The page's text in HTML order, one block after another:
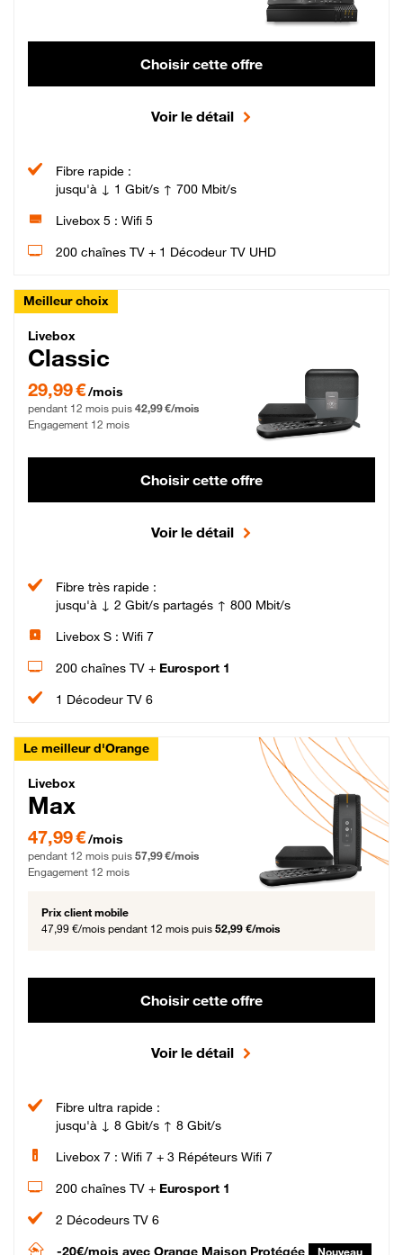
Choisir cette offre
Voir le détail
Fibre rapide :
jusqu'à ↓ 1 Gbit/s ↑ 700 Mbit/s
Livebox 5 : Wifi 5
200 chaînes TV + 1 Décodeur TV UHD
Meilleur choix
Livebox Classic Fibre
Livebox
Classic
29,99 € par mois pendant 12 mois puis 42,99 € par mois, Engagement 12 mois
29,99 €/mois
pendant 12 mois puis 42,99 €/mois
Engagement 12 mois
Choisir cette offre
Voir le détail
Fibre très rapide :
jusqu'à ↓ 2 Gbit/s partagés ↑ 800 Mbit/s
Livebox S : Wifi 7
200 chaînes TV + Eurosport 1
1 Décodeur TV 6
Le meilleur d'Orange
Livebox Max Fibre
Livebox
Max
47,99 € par mois pendant 12 mois puis 57,99 € par mois, Engagement 12 mois
47,99 €/mois
pendant 12 mois puis 57,99 €/mois
Engagement 12 mois
Prix client mobile
47,99 €/mois pendant 12 mois puis 52,99 €/mois
Choisir cette offre
Voir le détail
Fibre ultra rapide :
jusqu'à ↓ 8 Gbit/s ↑ 8 Gbit/s
Livebox 7 : Wifi 7 + 3 Répéteurs Wifi 7
200 chaînes TV + Eurosport 1
2 Décodeurs TV 6
-20€/mois avec Orange Maison Protégée Nouveau